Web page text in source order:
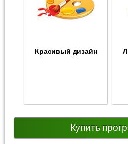
Красивый дизайн
Купить